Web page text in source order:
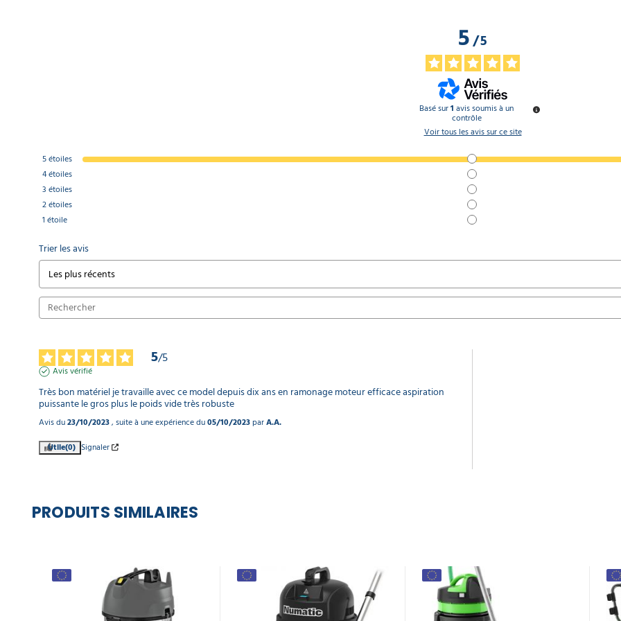
moquette
Ø35mm
4,30 €
l'unité
aspirateur
Ø40mm /
Ø35mm
5,60 €
l'unité
plastique
avec
régulateur
d'air pour
aspirateur
Ø40mm
13,91 €
l'unité
accessoires
pour
l'unité
PRODUITS SIMILAIRES
5/5
Basé sur1 avis soumis à un
contrôle
Voir tous les avis sur ce site
5étoiles
4étoiles
3 étoiles
2étoiles
1 étoile
Trier les avis
5/5
Avis vérifié
Très bon matériel je travaille avec ce model depuis dix ans en ramonage moteur efficace aspiration
puissante le gros plus le poids vide très robuste
Avis du23/10/2023, suite à une expérience du05/10/2023parA.A.
Utile(0) Signaler